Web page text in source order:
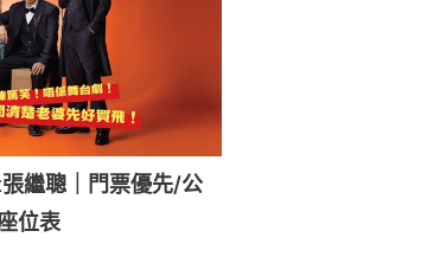
繼聰｜門票優先/公
位表